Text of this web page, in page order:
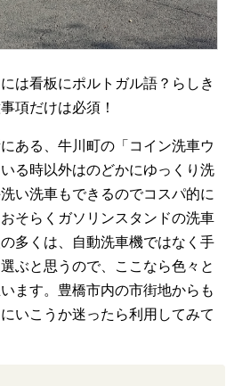
は看板にポルトガル語？らしき
項だけは必須！
ある、牛川町の「コイン洗車ウ
る時以外はのどかにゆっくり洗
い洗車もできるのでコスパ的に
そらくガソリンスタンドの洗車
多くは、自動洗車機ではなく手
ぶと思うので、ここなら色々と
ます。豊橋市内の市街地からも
いこうか迷ったら利用してみて